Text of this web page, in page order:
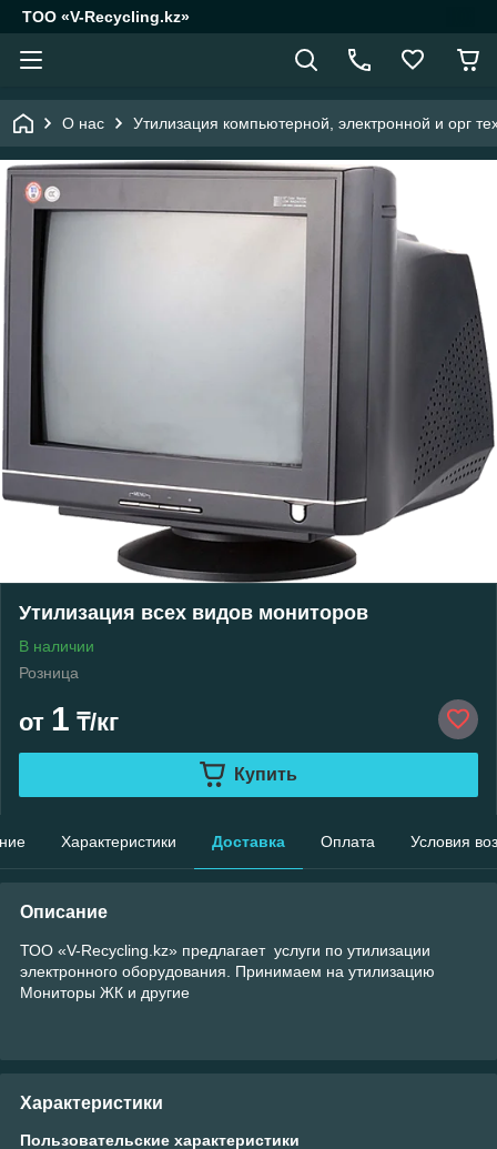
ТОО «V-Recycling.kz»
О нас Утилизация компьютерной, электронной и орг
Утилизация всех видов мониторов
В наличии
Розница
от 1 ₸/кг
Купить
Характеристики Доставка Оплата Условия
Описание
ТОО «V-Recycling.kz» предлагает услуги по утилизации
электронного оборудования. Принимаем на утилизацию
Мониторы ЖК и другие
Характеристики
Пользовательские характеристики